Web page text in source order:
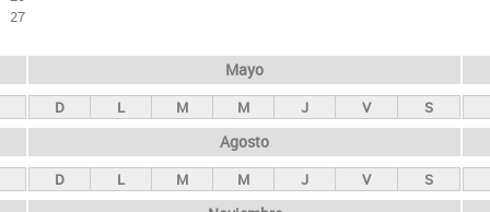
27
Mayo
D L M M J V S
Agosto
D L M M J V S